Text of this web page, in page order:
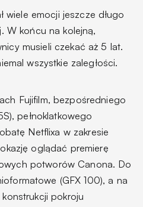
wiele emocji jeszcze długo
W końcu na kolejną,
musieli czekać aż 5 lat.
wszystkie zaległości.
Fujifilm, bezpośredniego
pełnoklatkowego
Netflixa w zakresie
oglądać premierę
potworów Canona. Do
(GFX 100), a na
pokroju